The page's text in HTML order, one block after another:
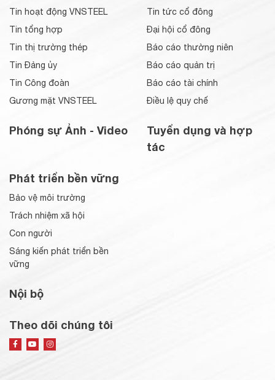
Tin hoạt động VNSTEEL
Tin tổng hợp
Tin thị trường thép
Tin Đảng ủy
Tin Công đoàn
Gương mặt VNSTEEL
Phóng sự Ảnh - Video
Tin tức cổ đông
Đại hội cổ đông
Báo cáo thường niên
Báo cáo quản trị
Báo cáo tài chính
Điều lệ quy chế
Tuyển dụng và hợp
tác
Phát triển bền vững
Bảo vệ môi trường
Trách nhiệm xã hội
Con người
Sáng kiến phát triển bền
vững
Nội bộ
Theo dõi chúng tôi